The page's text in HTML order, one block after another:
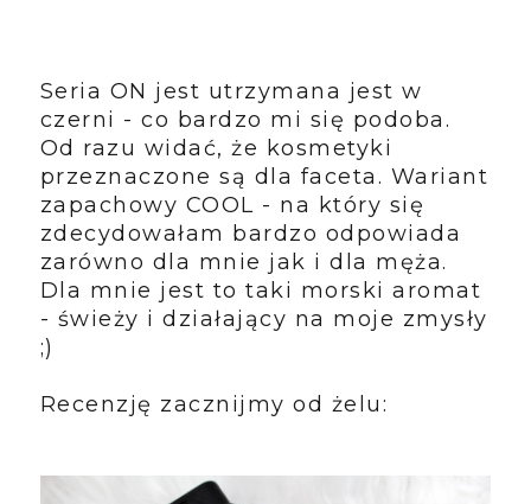
Seria ON jest utrzymana jest w
czerni - co bardzo mi się podoba.
Od razu widać, że kosmetyki
przeznaczone są dla faceta. Wariant
zapachowy COOL - na który się
zdecydowałam bardzo odpowiada
zarówno dla mnie jak i dla męża.
Dla mnie jest to taki morski aromat
- świeży i działający na moje zmysły
;)
Recenzję zacznijmy od żelu: